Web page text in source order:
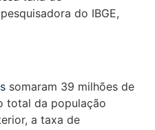
do IBGE,
somaram 39 milhões de
total da população
a taxa de